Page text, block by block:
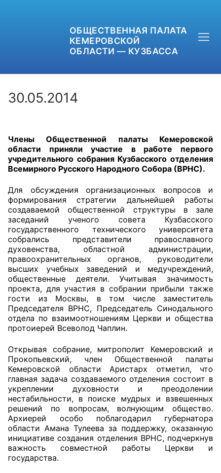
ОБЩЕСТВЕННАЯ ПАЛАТА
КЕМЕРОВСКОЙ
ОБЛАСТИ — КУЗБАССА
OPKO42@BK.RU
ОБРАТНАЯ СВЯЗЬ
Главная
Общественные советы
Общественные советы при территориальных
органах федеральных органов
исполнительной власти
Общественные советы по проведению
оказания услуг
О Палате
Структура Палаты
Комиссии
Экспертный совет ОП КО
Совет ОП КО
30.05.2014
Члены Общественной палаты Кемеровской
области приняли участие в работе первого
учредительного собрания Кузбасского отделения
Всемирного Русского Народного Собора (ВРНС).
Для обсуждения организационных вопросов и
формирования стратегии дальнейшей работы
создаваемой общественной структуры в зале
заседаний ученого совета Кузбасского
государственного технического университета
собрались представители православного
духовенства, областной администрации,
правоохранительных органов, руководители
высших учебных заведений и медучреждений,
общественные деятели. Учитывая значимость
проекта, для участия в собрании прибыли также
гости из Москвы, в том числе заместитель
Председателя ВРНС, Председатель Синодального
отдела по взаимоотношениям Церкви и общества
протоиерей Всеволод Чаплин.
Открывая собрание, митрополит Кемеровский и
Прокопьевский, член Общественной палаты
Кемеровской области Аристарх отметил, что
главная задача создаваемого отделения состоит в
укреплении духовности и преодолении
нестабильности, в поиске мудрых и взвешенных
решений по вопросам, волнующим общество.
Архиерей особо поблагодарил губернатора
области Амана Тулеева за поддержку, оказанную
инициативе создания отделения ВРНС, подчеркнув
важность совместной работы Церкви и
государства.